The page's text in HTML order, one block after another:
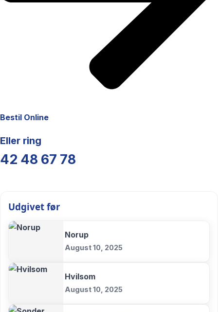
Bestil Online
Eller ring
42 48 67 78
Udgivet før
Norup
August 10, 2025
Hvilsom
August 10, 2025